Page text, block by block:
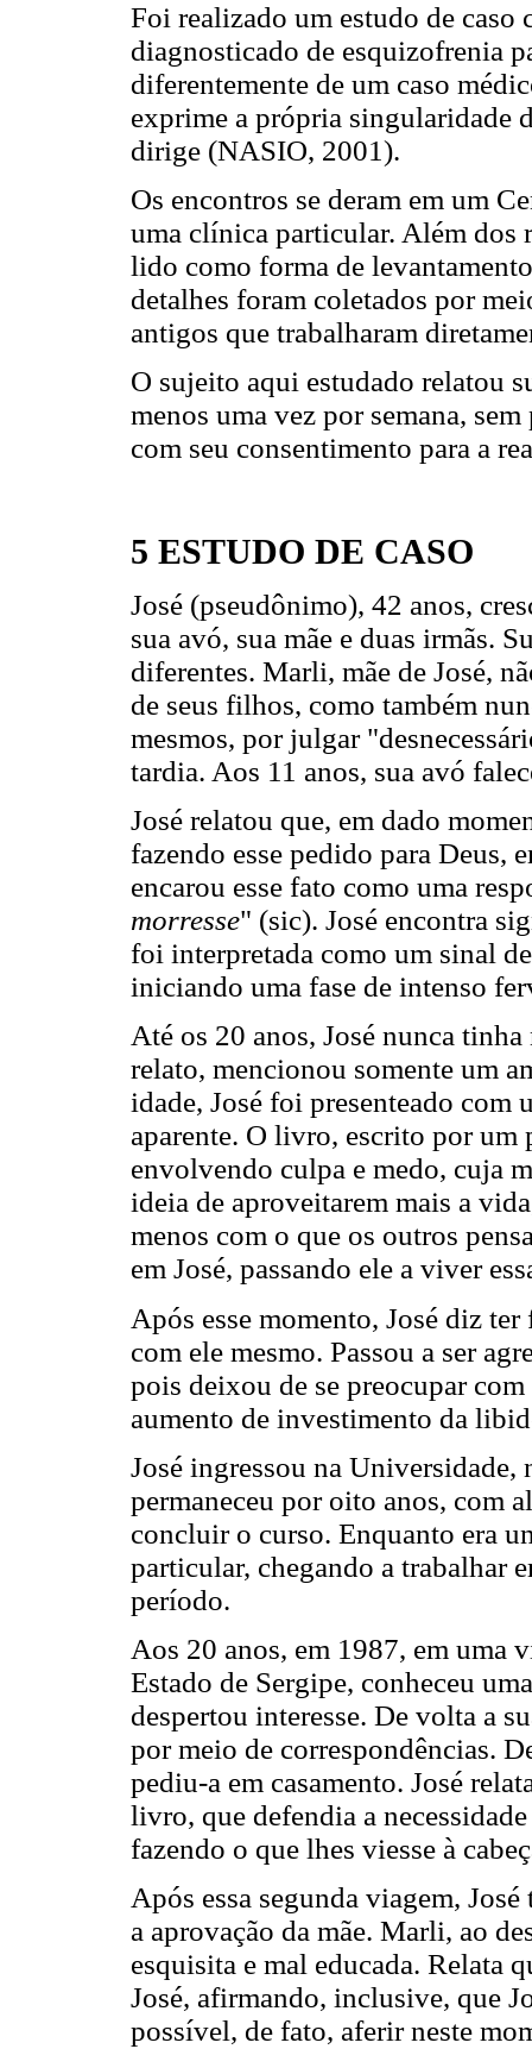
Foi realizado um estudo de caso
diagnosticado de esquizofrenia
diferentemente de um caso
exprime a própria singularidade
dirige (NASIO, 2001).
Os encontros se deram em um
uma clínica particular. Além dos
lido como forma de
detalhes foram coletados por
antigos que trabalharam
O sujeito aqui estudado relatou
menos uma vez por semana,
com seu consentimento para a
5 ESTUDO DE CASO
José (pseudônimo), 42 anos,
sua avó, sua mãe e duas irmãs.
diferentes. Marli, mãe de José,
de seus filhos, como também
mesmos, por julgar
tardia. Aos 11 anos, sua avó
José relatou que, em dado
fazendo esse pedido para Deus,
encarou esse fato como uma
morresse" (sic). José encontra
foi interpretada como um sinal
iniciando uma fase de intenso
Até os 20 anos, José nunca
relato, mencionou somente um
idade, José foi presenteado com
aparente. O livro, escrito por um
envolvendo culpa e medo, cuja
ideia de aproveitarem mais a
menos com o que os outros
em José, passando ele a viver
Após esse momento, José diz
com ele mesmo. Passou a ser
pois deixou de se preocupar
aumento de investimento da
José ingressou na
permaneceu por oito anos, com
concluir o curso. Enquanto era
particular, chegando a trabalhar
período.
Aos 20 anos, em 1987, em uma
Estado de Sergipe, conheceu
despertou interesse. De volta a
por meio de correspondências.
pediu-a em casamento. José
livro, que defendia a
fazendo o que lhes viesse à
Após essa segunda viagem,
a aprovação da mãe. Marli, ao
esquisita e mal educada. Relata
José, afirmando, inclusive, que
possível, de fato, aferir neste